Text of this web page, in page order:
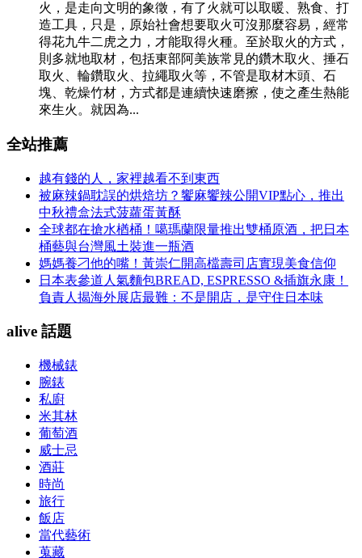
火，是走向文明的象徵，有了火就可以取暖、熟食、打
造工具，只是，原始社會想要取火可沒那麼容易，經常
得花九牛二虎之力，才能取得火種。至於取火的方式，
則多就地取材，包括東部阿美族常見的鑽木取火、捶石
取火、輪鑽取火、拉繩取火等，不管是取材木頭、石
塊、乾燥竹材，方式都是連續快速磨擦，使之產生熱能
來生火。就因為...
全站推薦
越有錢的人，家裡越看不到東西
被麻辣鍋耽誤的烘焙坊？饗麻饗辣公開VIP點心，推出
中秋禮盒法式菠蘿蛋黃酥
全球都在搶水楢桶！噶瑪蘭限量推出雙桶原酒，把日本
桶藝與台灣風土裝進一瓶酒
媽媽養刁他的嘴！黃崇仁開高檔壽司店實現美食信仰
日本表參道人氣麵包BREAD, ESPRESSO &插旗永康！
負責人揭海外展店最難：不是開店，是守住日本味
alive 話題
機械錶
腕錶
私廚
米其林
葡萄酒
威士忌
酒莊
時尚
旅行
飯店
當代藝術
蒐藏